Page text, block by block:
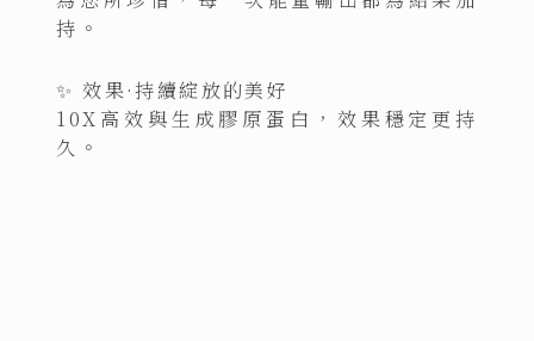
持。
✨ 效果·持續綻放的美好
10X高效與生成膠原蛋白，效果穩定更持
久。